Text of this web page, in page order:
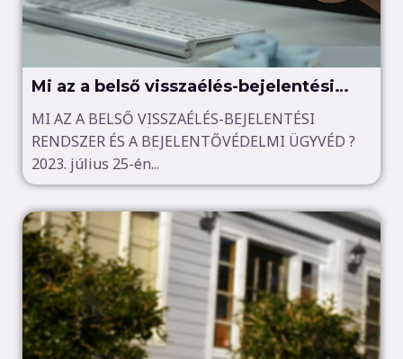
Mi az a belső visszaélés-bejelentési
rendszer és a bejelentővédelmi
ügyvéd?
MI AZ A BELSŐ VISSZAÉLÉS-BEJELENTÉSI
RENDSZER ÉS A BEJELENTŐVÉDELMI ÜGYVÉD ?
2023. július 25-én...